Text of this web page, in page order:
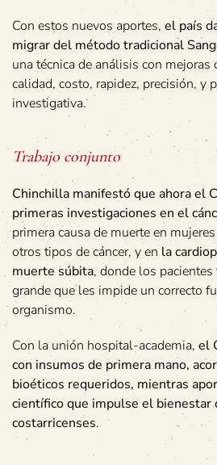
Con estos nuevos aportes,el país
migrar del método tradicional
una técnica de análisis con mejoras
calidad, costo, rapidez, precisión, y
investigativa.
Trabajo conjunto
Chinchilla manifestó que ahora el
primeras investigaciones en el
primera causa de muerte en
otros tipos de cáncer, y en la
muerte súbita, donde los
grande que les impide un correcto
organismo.
Con la unión hospital-academia,el
con insumos de primera mano,
bioéticos requeridos, mientras
científico que impulse el bienestar
costarricenses.